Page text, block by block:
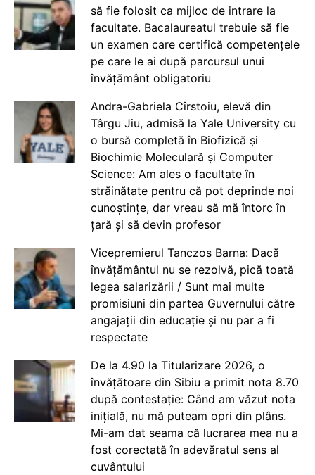
să fie folosit ca mijloc de intrare la
facultate. Bacalaureatul trebuie să fie
un examen care certifică competențele
pe care le ai după parcursul unui
învățământ obligatoriu
Andra-Gabriela Cîrstoiu, elevă din
Târgu Jiu, admisă la Yale University cu
o bursă completă în Biofizică și
Biochimie Moleculară și Computer
Science: Am ales o facultate în
străinătate pentru că pot deprinde noi
cunoștințe, dar vreau să mă întorc în
țară și să devin profesor
Vicepremierul Tanczos Barna: Dacă
învățământul nu se rezolvă, pică toată
legea salarizării / Sunt mai multe
promisiuni din partea Guvernului către
angajații din educație și nu par a fi
respectate
De la 4.90 la Titularizare 2026, o
învățătoare din Sibiu a primit nota 8.70
după contestație: Când am văzut nota
inițială, nu mă puteam opri din plâns.
Mi-am dat seama că lucrarea mea nu a
fost corectată în adevăratul sens al
cuvântului